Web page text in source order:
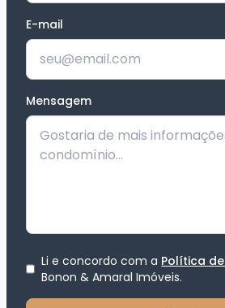
E-mail
Mensagem
Li e concordo com a Política
Bonon & Amaral Imóveis.